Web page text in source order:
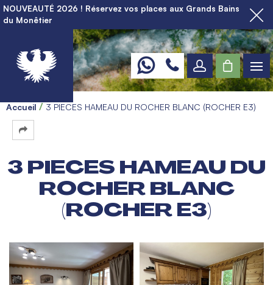
NOUVEAUTÉ 2026 ! Réservez vos places aux Grands Bains
du Monêtier
Accueil 3 PIECES HAMEAU DU ROCHER BLANC (ROCHER E3)
3 PIECES HAMEAU DU
ROCHER BLANC
(ROCHER E3)